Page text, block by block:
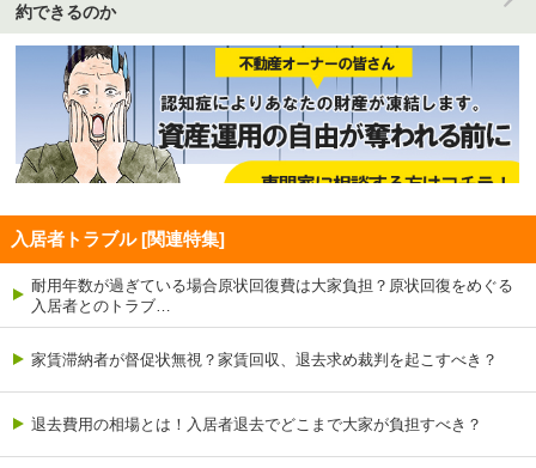
約できるのか
入居者トラブル [関連特集]
耐用年数が過ぎている場合原状回復費は大家負担？原状回復をめぐる
入居者とのトラブ…
家賃滞納者が督促状無視？家賃回収、退去求め裁判を起こすべき？
退去費用の相場とは！入居者退去でどこまで大家が負担すべき？